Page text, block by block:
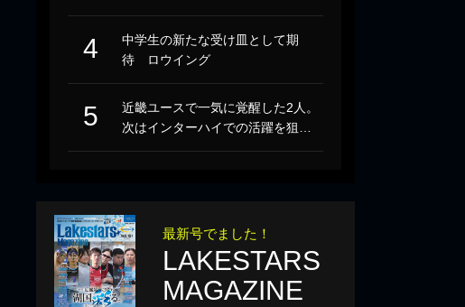
4
中学生の新たな受け皿として期
待 ロウイング
5
近畿ユースで一気に覚醒した2人。
次はインターハイでの活躍を狙…
最新号でました！
LAKESTARS
MAGAZINE